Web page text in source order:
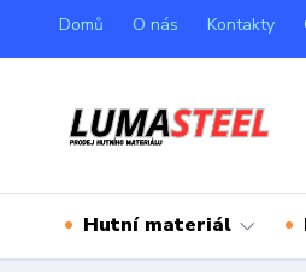
Domů O nás Kontakty
Hutní materiál